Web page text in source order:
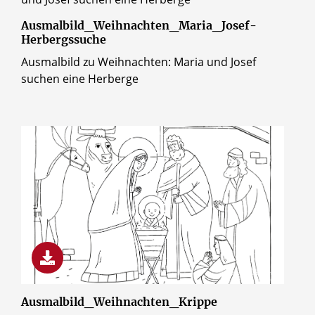
Ausmalbild_Weihnachten_Maria_Josef-
Herbergssuche
Ausmalbild zu Weihnachten: Maria und Josef
suchen eine Herberge
© Erzbistum Paderborn
Ausmalbild_Weihnachten_Krippe